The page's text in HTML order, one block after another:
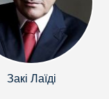
Закі Лаїді